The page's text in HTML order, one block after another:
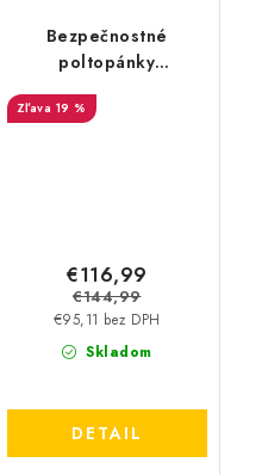
Bezpečnostné
poltopánky
500 NL Brown 35064 -
19 %
Skladom
€95,11 bez DPH
€116,99
€144,99
DETAIL